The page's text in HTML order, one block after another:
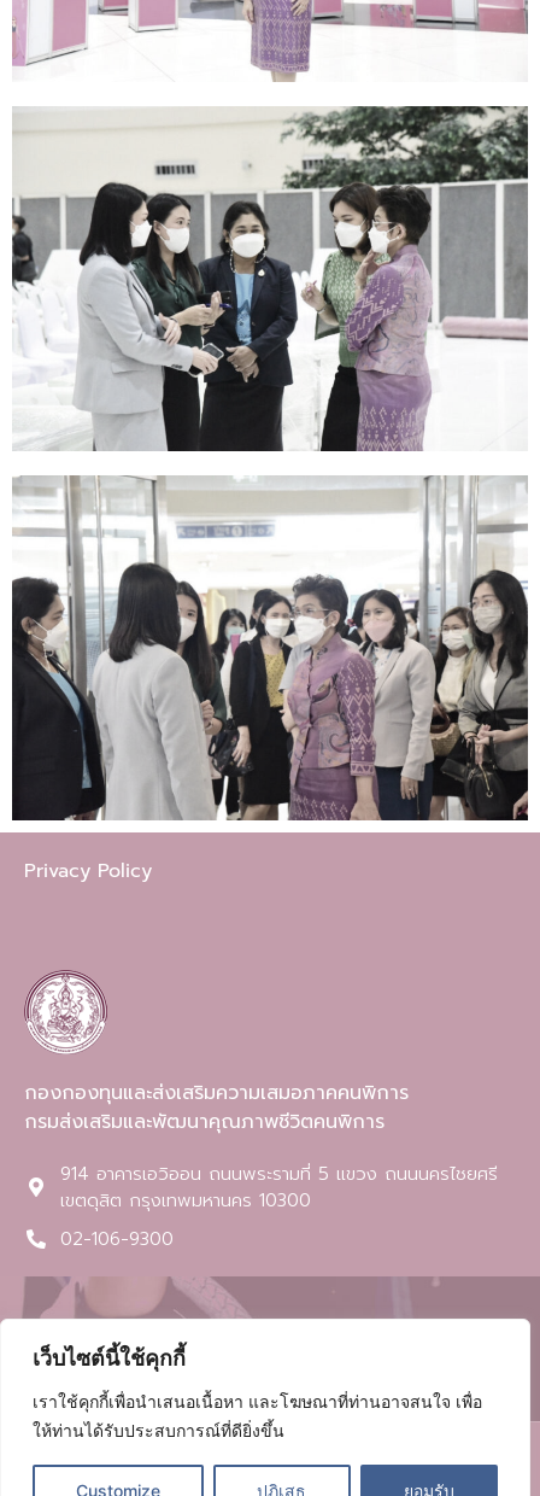
เว็บไซต์นี้ใช้คุกกี้
เราใช้คุกกี้เพื่อนำเสนอเนื้อหา และโฆษณาที่ท่านอาจสนใจ เพื่อ
ให้ท่านได้รับประสบการณ์ที่ดียิ่งขึ้น
Customize ปฏิเสธ ยอมรับ
Privacy Policy
กองกองทุนและส่งเสริมความเสมอภาคคนพิการ
กรมส่งเสริมและพัฒนาคุณภาพชีวิตคนพิการ
914 อาคารเอวิออน ถนนพระรามที่ 5 แขวง ถนนนครไชยศรี
เขตดุสิต กรุงเทพมหานคร 10300​
02-106-9300
©2022 All rights reserved กองกองทุนและส่งเสริมความเสมอภาคคน
พิการ